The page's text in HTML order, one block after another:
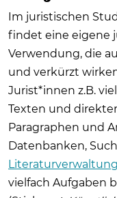
Im juristischen
findet eine eigene
Verwendung, die
und verkürzt
Jurist*innen z.B.
Texten und
Paragraphen und
Datenbanken,
vielfach Aufgaben